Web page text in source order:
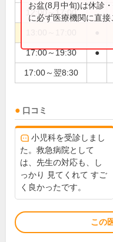
12:00～17:00
17:00～19:30 ●
17:00～翌8:30
お盆(8月中旬)は休診
に必ず医療機関に直接
口コミ
小児科を受診しまし
た。救急病院として
は、先生の対応も、し
っかり 見てくれて すご
く良かったです。
この